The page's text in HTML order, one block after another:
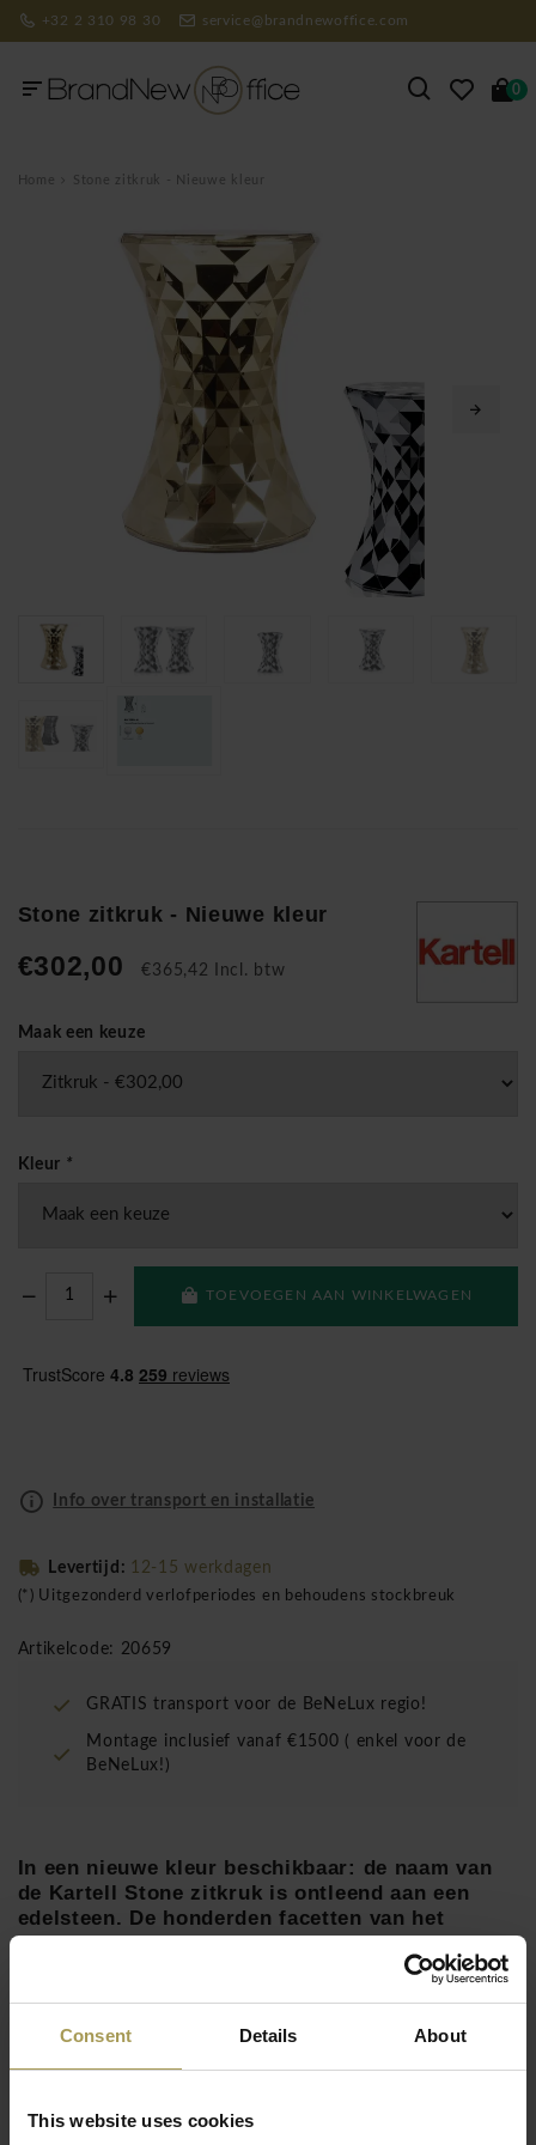
Consent Details About
This website uses cookies
+32 2 310 98 30 service@brandnewoffice.com
0
Home Stone zitkruk - Nieuwe kleur
Stone zitkruk - Nieuwe kleur
€302,00 €365,42 Incl. btw
Maak een keuze
Kleur *
TOEVOEGEN AAN WINKELWAGEN
Info over transport en installatie
Levertijd: 12-15 werkdagen
(*) Uitgezonderd verlofperiodes en behoudens stockbreuk
Artikelcode: 20659
GRATIS transport voor de BeNeLux regio!
Montage inclusief vanaf €1500 ( enkel voor de
BeNeLux!)
In een nieuwe kleur beschikbaar: de naam van
de Kartell Stone zitkruk is ontleend aan een
edelsteen. De honderden facetten van het
mobiele kusntstof Stone zitje glanzen in het